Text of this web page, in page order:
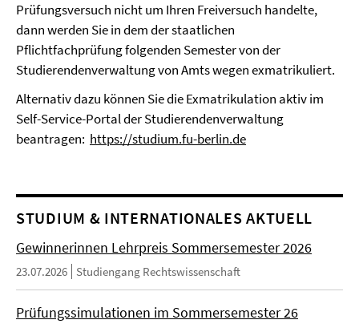
Prüfungsversuch nicht um Ihren Freiversuch handelte,
dann werden Sie in dem der staatlichen
Pflichtfachprüfung folgenden Semester von der
Studierendenverwaltung von Amts wegen exmatrikuliert.
Alternativ dazu können Sie die Exmatrikulation aktiv im
Self-Service-Portal der Studierendenverwaltung
beantragen: https://studium.fu-berlin.de
STUDIUM & INTERNATIONALES AKTUELL
Gewinnerinnen Lehrpreis Sommersemester 2026
23.07.2026 Studiengang Rechtswissenschaft
Prüfungssimulationen im Sommersemester 26